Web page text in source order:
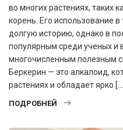
во многих растениях, таких
корень. Его использование
долгую историю, однако в
популярным среди ученых и
многочисленным полезным
Беркерин — это алкалоид,
растениях и обладает ярко
ПОДРОБНЕЙ